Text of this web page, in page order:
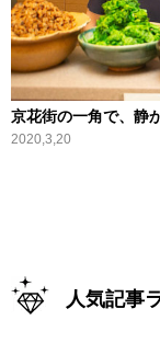
京花街の一角で、静
2020,3,20
人気記事